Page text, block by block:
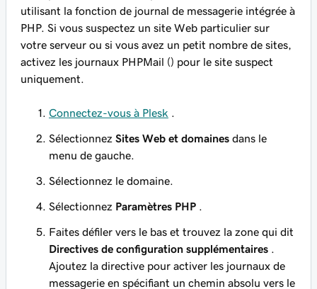
utilisant la fonction de journal de messagerie intégrée à
PHP. Si vous suspectez un site Web particulier sur
votre serveur ou si vous avez un petit nombre de sites,
activez les journaux PHPMail () pour le site suspect
uniquement.
Connectez-vous à Plesk
Sélectionnez Sites Web et domaines dans le
menu de gauche.
Sélectionnez le domaine.
Sélectionnez Paramètres PHP
Faites défiler vers le bas et trouvez la zone qui dit
Directives de configuration supplémentaires
Ajoutez la directive pour activer les journaux de
messagerie en spécifiant un chemin absolu vers le